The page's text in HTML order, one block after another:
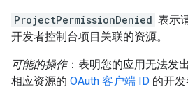
ProjectPermissionDenied 表示
开发者控制台项目关联的资源。
可能的操作：表明您的应用无法发
相应资源的 OAuth 客户端 ID 的开发